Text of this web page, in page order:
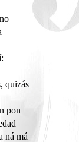
quizás
pon
ná má